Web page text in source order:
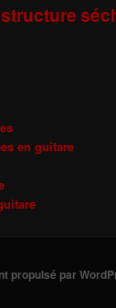
structure
en guitare
propulsé par